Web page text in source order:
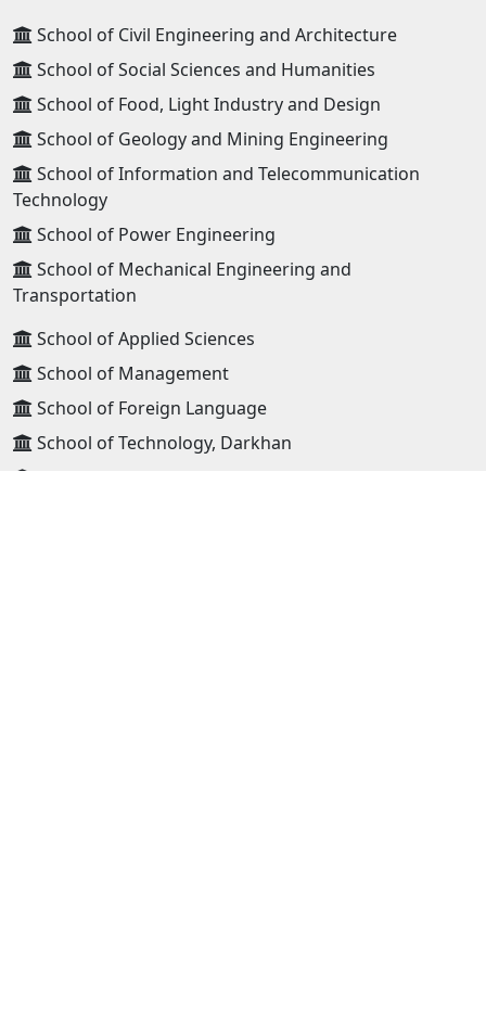
School of Civil Engineering and Architecture
School of Social Sciences and Humanities
School of Food, Light Industry and Design
School of Geology and Mining Engineering
School of Information and Telecommunication
Technology
School of Power Engineering
School of Mechanical Engineering and
Transportation
School of Applied Sciences
School of Management
School of Foreign Language
School of Technology, Darkhan